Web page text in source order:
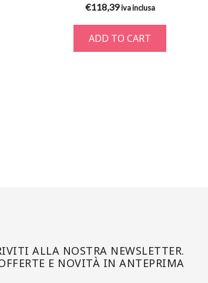
€118,39 iva inclusa
ADD TO CART
ALLA NOSTRA NEWSLETTER.
E NOVITÀ IN ANTEPRIMA